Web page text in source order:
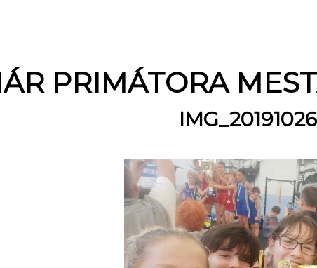
PRIMÁTORA